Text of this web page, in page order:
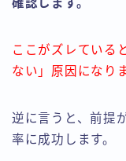
ここがズレている
ない」原因になり
逆に言うと、前提
率に成功します。